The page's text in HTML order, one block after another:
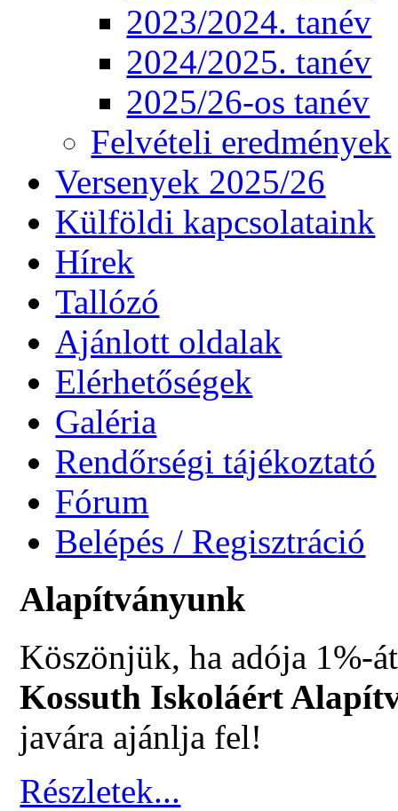
2023/2024. tanév
2024/2025. tanév
2025/26-os tanév
Felvételi eredmények
Versenyek 2025/26
Külföldi kapcsolataink
Hírek
Tallózó
Ajánlott oldalak
Elérhetőségek
Galéria
Rendőrségi tájékoztató
Fórum
Belépés / Regisztráció
Alapítványunk
Köszönjük, ha adója 1%-
Kossuth Iskoláért
javára ajánlja fel!
Részletek...